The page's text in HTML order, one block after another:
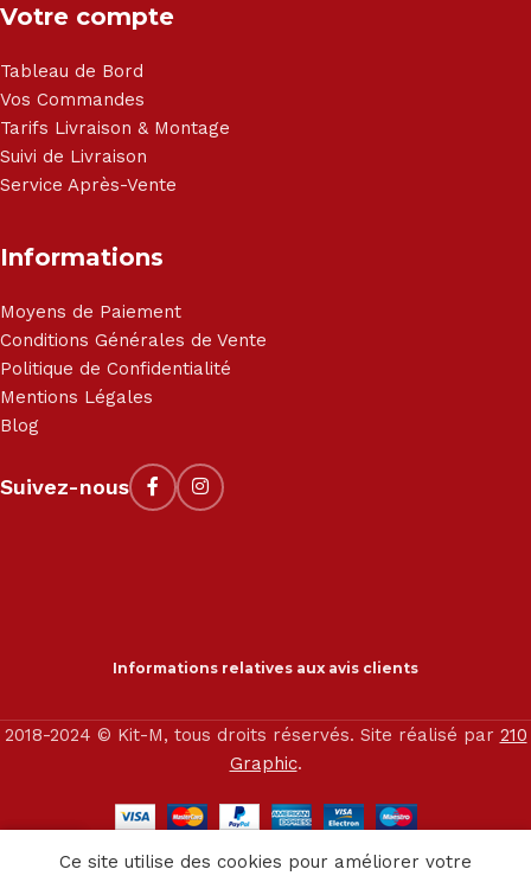
Votre compte
Tableau de Bord
Vos Commandes
Tarifs Livraison & Montage
Suivi de Livraison
Service Après-Vente
Informations
Moyens de Paiement
Conditions Générales de Vente
Politique de Confidentialité
Mentions Légales
Blog
Suivez-nous
Informations relatives aux avis clients
2018-2024 © Kit-M, tous droits réservés. Site réalisé par 210
Graphic.
Ce site utilise des cookies pour améliorer votre